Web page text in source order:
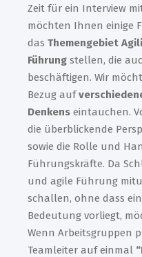
Zeit für ein Interview
möchten Ihnen einige
das Themengebiet
Führung stellen, die
beschäftigen. Wir
Bezug auf
Denkens eintauchen.
die überblickende
sowie die Rolle und
Führungskräfte. Da
und agile Führung
schallen, ohne dass
Bedeutung vorliegt,
Wenn Arbeitsgruppen
Teamleiter auf einmal